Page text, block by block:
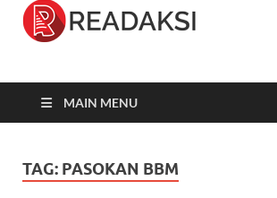
MAIN MENU
TAG: PASOKAN BBM